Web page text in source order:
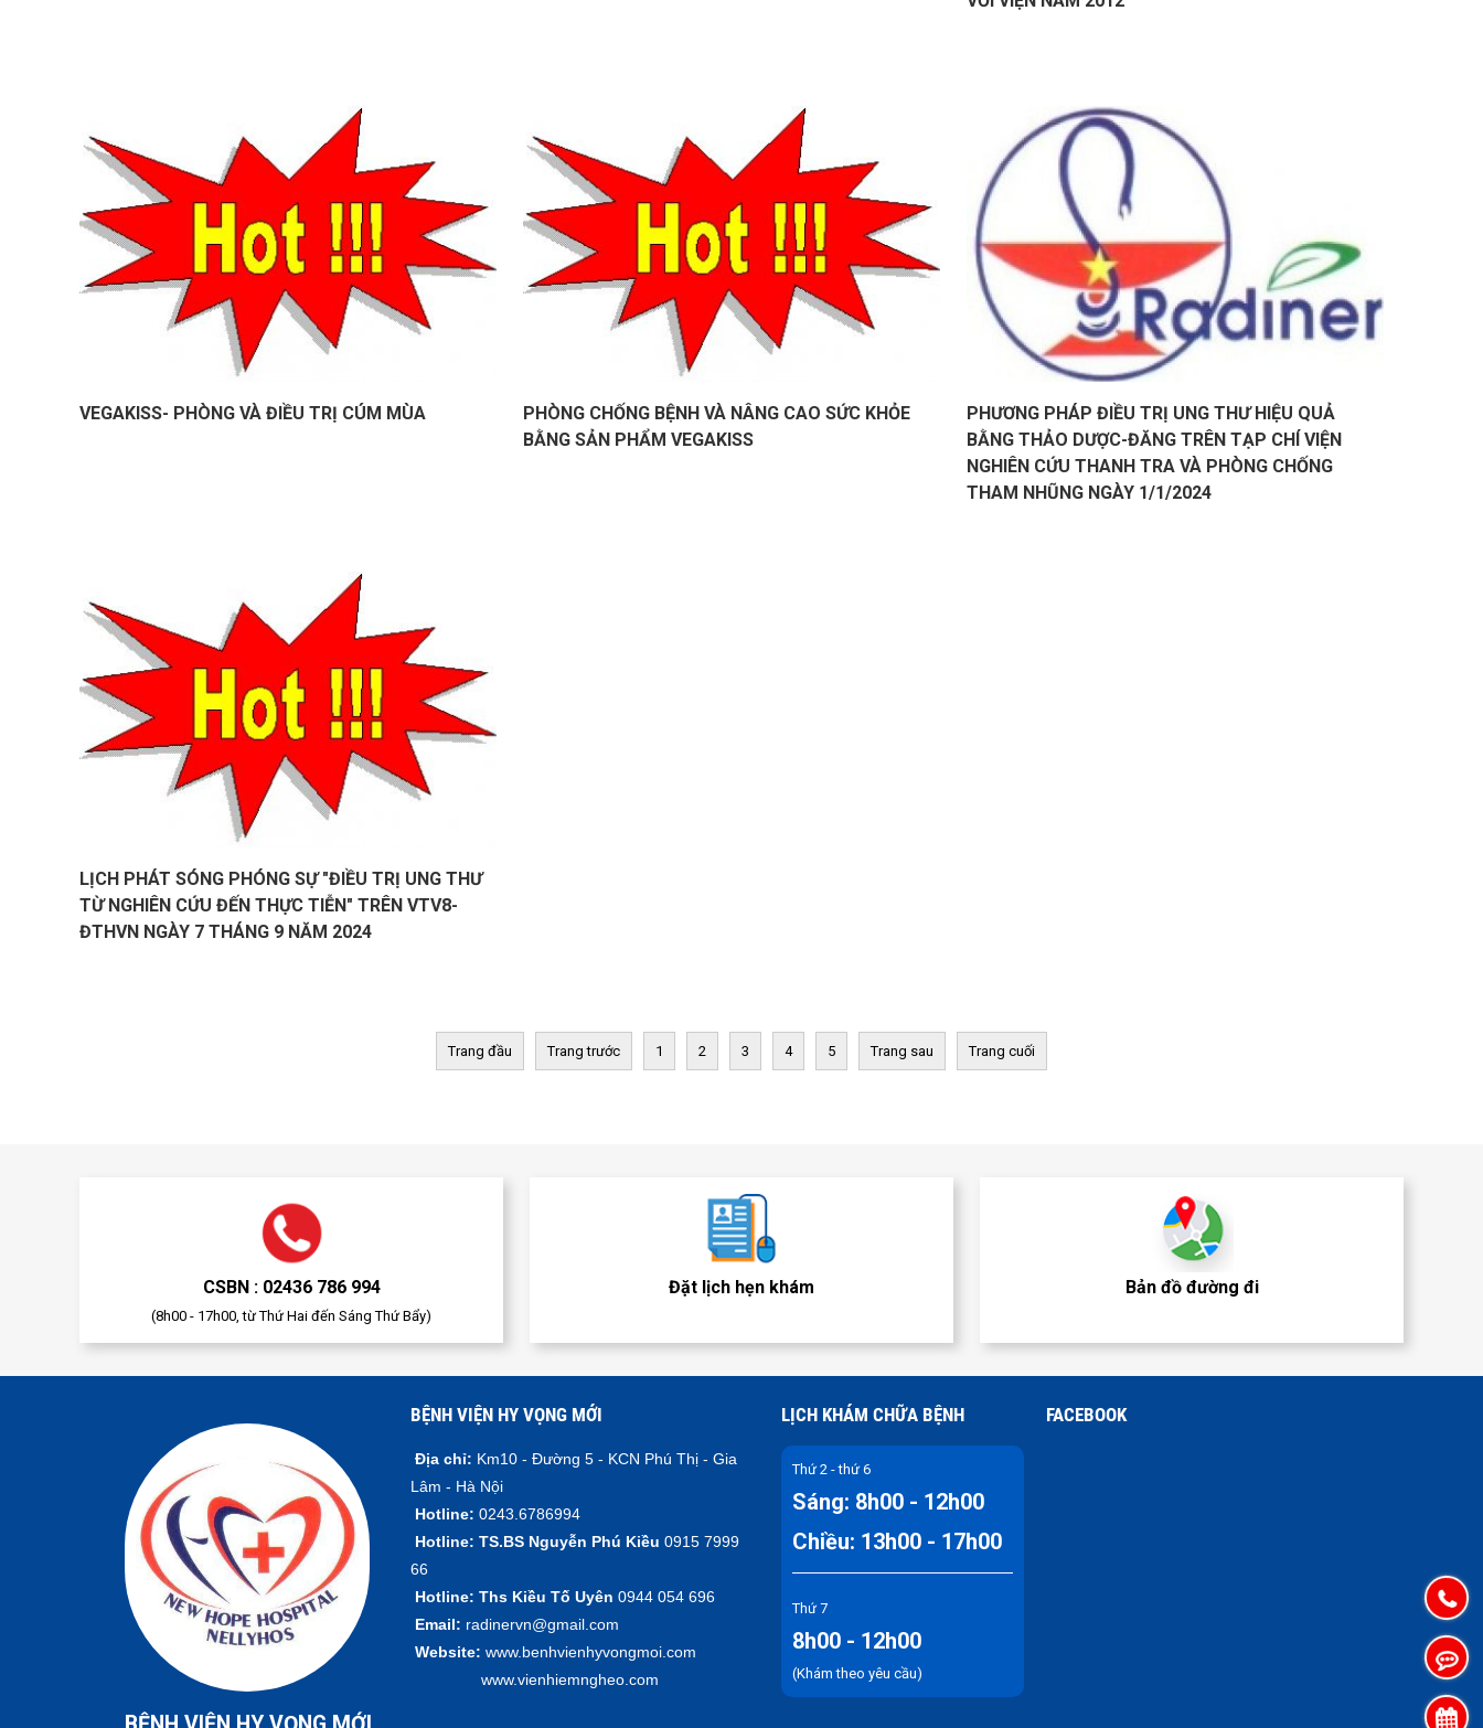
VEGAKISS- PHÒNG VÀ ĐIỀU TRỊ CÚM MÙA
PHÒNG CHỐNG BỆNH VÀ NÂNG CAO SỨC KHỎE
BẰNG SẢN PHẨM VEGAKISS
PHƯƠNG PHÁP ĐIỀU TRỊ UNG THƯ HIỆU QUẢ
BẰNG THẢO DƯỢC-ĐĂNG TRÊN TẠP CHÍ VIỆN
NGHIÊN CỨU THANH TRA VÀ PHÒNG CHỐNG
THAM NHŨNG NGÀY 1/1/2024
LỊCH PHÁT SÓNG PHÓNG SỰ "ĐIỀU TRỊ UNG THƯ
TỪ NGHIÊN CỨU ĐẾN THỰC TIỄN" TRÊN VTV8-
ĐTHVN NGÀY 7 THÁNG 9 NĂM 2024
Trang đầu Trang trước 1 2 3 4 5 Trang sau Trang cuối
CSBN : 02436 786 994
(8h00 - 17h00, từ Thứ Hai đến Sáng Thứ Bẩy)
Đặt lịch hẹn khám Bản đồ đường đi
BỆNH VIỆN HY VỌNG MỚI
Địa chỉ: Km10 - Đường 5 - KCN Phú Thị - Gia
Lâm - Hà Nội
Hotline: 0243.6786994
Hotline: TS.BS Nguyễn Phú Kiều 0915 7999
66
Hotline: Ths Kiều Tố Uyên 0944 054 696
Email: radinervn@gmail.com
Website: www.benhvienhyvongmoi.com
www.vienhiemngheo.com
LỊCH KHÁM CHỮA BỆNH
Thứ 2 - thứ 6
Sáng: 8h00 - 12h00
Chiều: 13h00 - 17h00
Thứ 7
8h00 - 12h00
(Khám theo yêu cầu)
FACEBOOK